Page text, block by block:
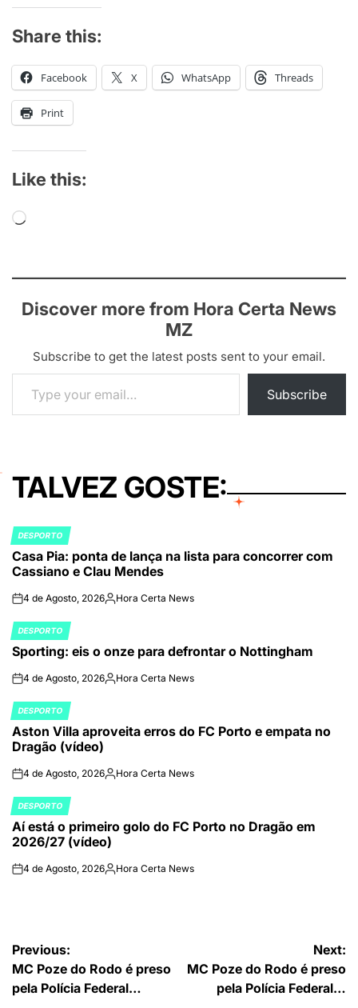
Share this:
Facebook X WhatsApp Threads
Print
Like this:
Loading…
Discover more from Hora Certa News
MZ
Subscribe to get the latest posts sent to your email.
Type your email…
Subscribe
TALVEZ GOSTE:
POSTED
IN
DESPORTO
Casa Pia: ponta de lança na lista para concorrer com
Cassiano e Clau Mendes
on4 de Agosto, 2026Publicado
Hora Certa News
POSTED
IN
DESPORTO
Sporting: eis o onze para defrontar o Nottingham
on4 de Agosto, 2026Publicado
Hora Certa News
POSTED
IN
DESPORTO
Aston Villa aproveita erros do FC Porto e empata no
Dragão (vídeo)
on4 de Agosto, 2026Publicado
Hora Certa News
POSTED
IN
DESPORTO
Aí está o primeiro golo do FC Porto no Dragão em
2026/27 (vídeo)
on4 de Agosto, 2026Publicado
Hora Certa News
Navegação
de
Previous:
MC Poze do Rodo é preso
pela Polícia Federal…
Next:
MC Poze do Rodo é preso
pela Polícia Federal…